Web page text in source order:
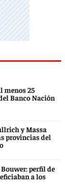
menos 25
Banco Nación
y Massa
provincias del
perfil de
a los